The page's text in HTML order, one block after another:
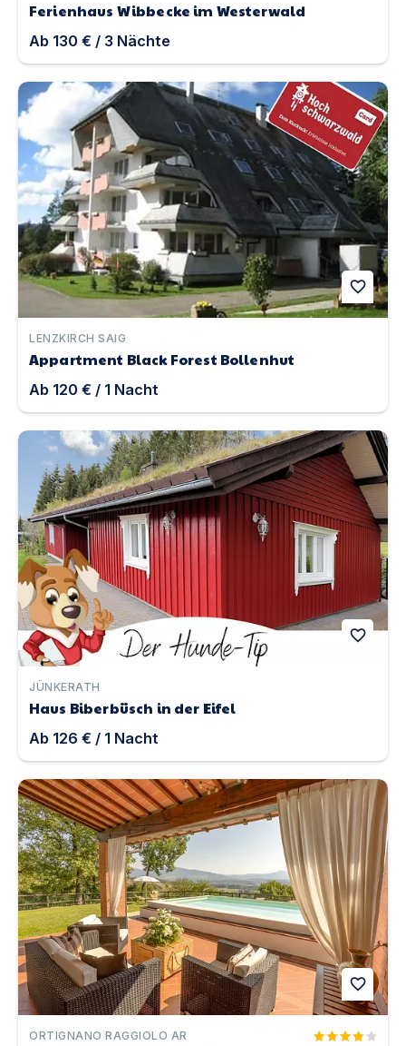
Ferienhaus Wibbecke im Westerwald
Ab 130 € / 3 Nächte
Appartment Black Forest Bollenhut | Unterkunft in
favorite
LENZKIRCH SAIG
Appartment Black Forest Bollenhut
Ab 120 € / 1 Nacht
Haus Biberbüsch in der Eifel | Unterkunft in Jünkerath
favorite
JÜNKERATH
Haus Biberbüsch in der Eifel
Ab 126 € / 1 Nacht
Charmante Casa Vignacce | Unterkunft in Ortignano
favorite
ORTIGNANO RAGGIOLO AR